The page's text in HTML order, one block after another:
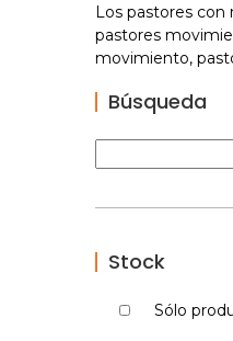
Los pastores con
pastores
movimiento,
Búsqueda
Stock
Sólo